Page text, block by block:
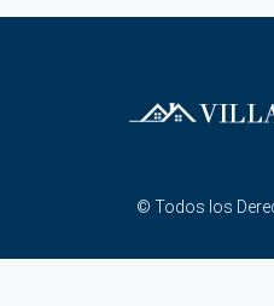
© Todos los